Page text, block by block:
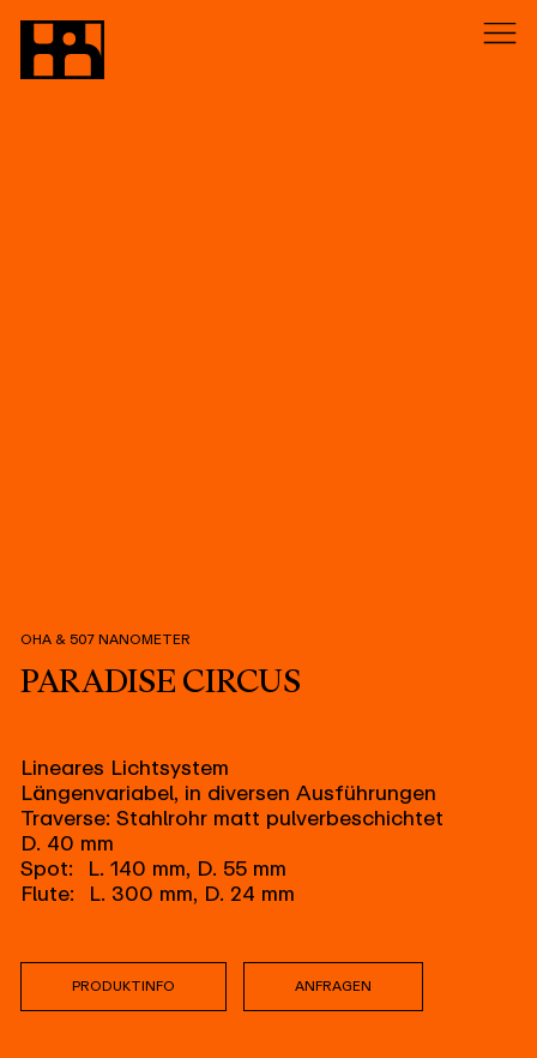
OHA & 507 NANOMETER
PARADISE CIRCUS
Lineares Lichtsystem
Längenvariabel, in diversen Ausführungen
Traverse: Stahlrohr matt pulverbeschichtet
D. 40 mm
Spot: L. 140 mm, D. 55 mm
Flute: L. 300 mm, D. 24 mm
PRODUKTINFO ANFRAGEN